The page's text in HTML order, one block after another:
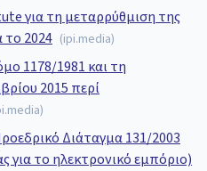
για τη μεταρρύθμιση της
2024 (ipi.media)
1178/1981 και τη
2015 περί
)
Διάταγμα 131/2003
για το ηλεκτρονικό εμπόριο)